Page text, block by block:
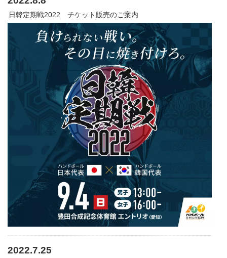
日韓定期戦2022 チケット販売のご案内
2022.7.25